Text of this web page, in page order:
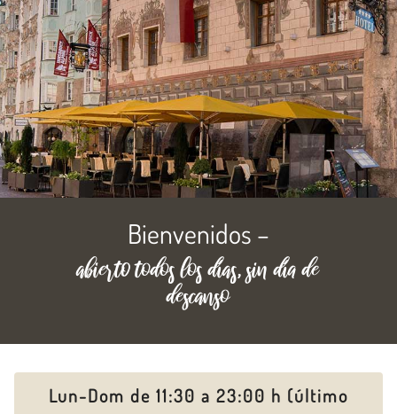
Bienvenidos –
abierto todos los días, sin día de
descanso
Lun-Dom de 11:30 a 23:00 h (último